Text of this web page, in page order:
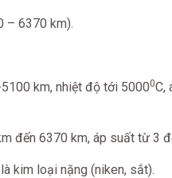
– 6370 km).
km, nhiệt độ tới 50000C,
đến 6370 km, áp suất từ 3
kim loại nặng (niken, sắt).